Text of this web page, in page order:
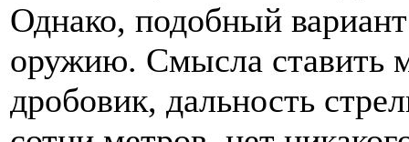
Однако, подобный
оружию. Смысла ставить
дробовик, дальность